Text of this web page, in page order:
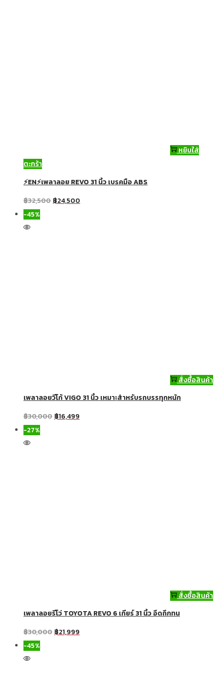
หยิบใส่
ตะกร้า
⚡EN⚡เพลาลอย REVO 31 นิ้ว เบรคมือ ABS
฿32,500 ฿24,500
-45%
สั่งซื้อสินค้า
เพลาลอยวีโก้ VIGO 31 นิ้ว เหมาะสำหรับรถบรรทุกหนัก
฿30,000 ฿16,499
-27%
สั่งซื้อสินค้า
เพลาลอยรีโว่ TOYOTA REVO 6 เกียร์ 31 นิ้ว อึดถึกทน
฿30,000 ฿21,999
-45%